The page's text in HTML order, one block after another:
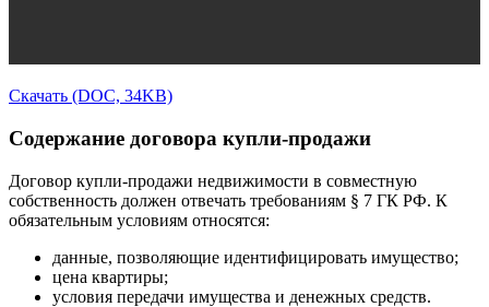
Скачать (DOC, 34KB)
Содержание договора купли-продажи
Договор купли-продажи недвижимости в совместную
собственность должен отвечать требованиям § 7 ГК РФ. К
обязательным условиям относятся:
данные, позволяющие идентифицировать имущество;
цена квартиры;
условия передачи имущества и денежных средств.